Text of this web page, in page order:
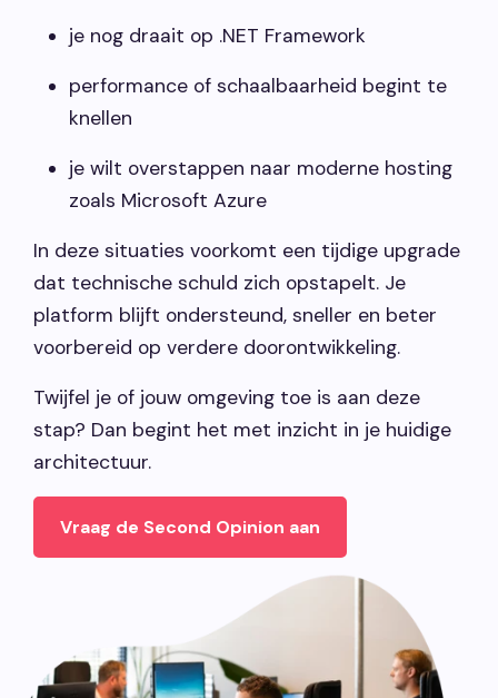
je nog draait op .NET Framework
performance of schaalbaarheid begint te
knellen
je wilt overstappen naar moderne hosting
zoals Microsoft Azure
In deze situaties voorkomt een tijdige upgrade
dat technische schuld zich opstapelt. Je
platform blijft ondersteund, sneller en beter
voorbereid op verdere doorontwikkeling.
Twijfel je of jouw omgeving toe is aan deze
stap? Dan begint het met inzicht in je huidige
architectuur.
Vraag de Second Opinion aan